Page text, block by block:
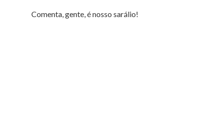
Comenta, gente, é nosso sarálio!